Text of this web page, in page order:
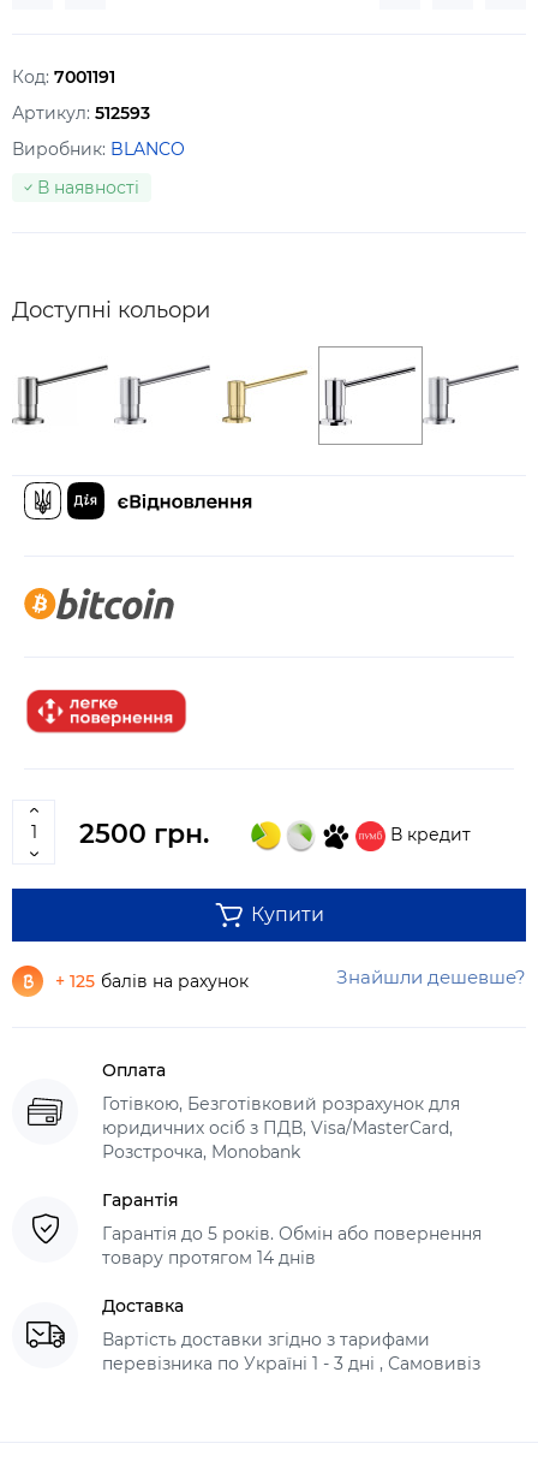
Код: 7001191
Артикул: 512593
Виробник: BLANCO
В наявності
Доступні кольори
2500 грн. В кредит
Купити
+ 125 балів на рахунок Знайшли дешевше?
Оплата
Готівкою, Безготівковий розрахунок для
юридичних осіб з ПДВ, Visa/MasterCard,
Розстрочка, Monobank
Гарантія
Гарантія до 5 років. Обмін або повернення
товару протягом 14 днів
Доставка
Вартість доставки згідно з тарифами
перевізника по Україні 1 - 3 дні , Самовивіз